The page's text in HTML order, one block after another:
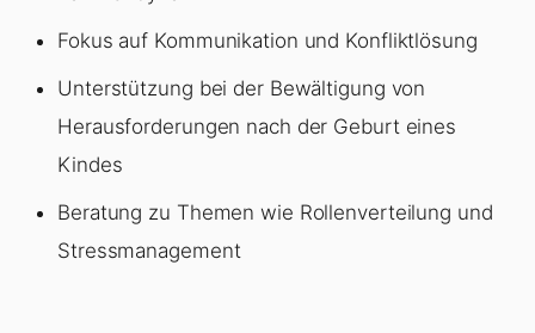
Fokus auf Kommunikation und Konfliktlösung
Unterstützung bei der Bewältigung von
Herausforderungen nach der Geburt eines
Kindes
Beratung zu Themen wie Rollenverteilung und
Stressmanagement